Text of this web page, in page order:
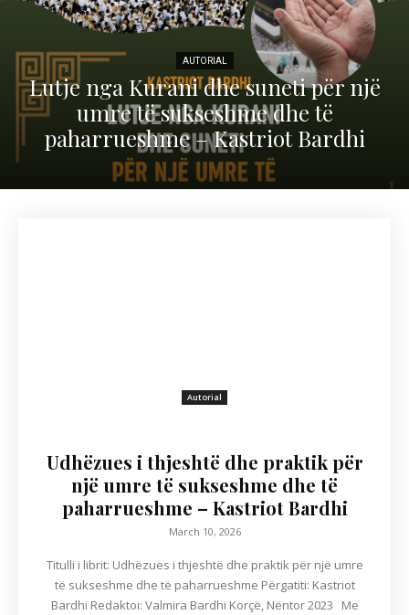
AUTORIAL
Lutje nga Kurani dhe suneti për një
umre të sukseshme dhe të
paharrueshme – Kastriot Bardhi
Autorial
Udhëzues i thjeshtë dhe praktik për
një umre të sukseshme dhe të
paharrueshme – Kastriot Bardhi
March 10, 2026
Titulli i librit: Udhëzues i thjeshtë dhe praktik për një umre
të sukseshme dhe të paharrueshme Përgatiti: Kastriot
Bardhi Redaktoi: Valmira Bardhi Korçë, Nëntor 2023 Me